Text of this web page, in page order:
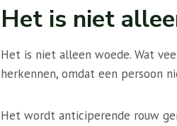
Het is niet
Het is niet alleen woede. Wat
herkennen, omdat een persoon
Het wordt anticiperende rouw